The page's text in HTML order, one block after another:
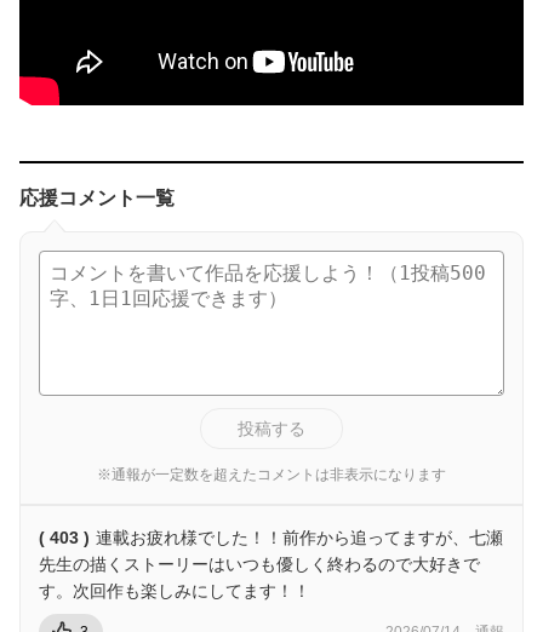
応援コメント一覧
投稿する
※通報が一定数を超えたコメントは非表示になります
( 403 ) 連載お疲れ様でした！！前作から追ってますが、七瀬
先生の描くストーリーはいつも優しく終わるので大好きで
す。次回作も楽しみにしてます！！